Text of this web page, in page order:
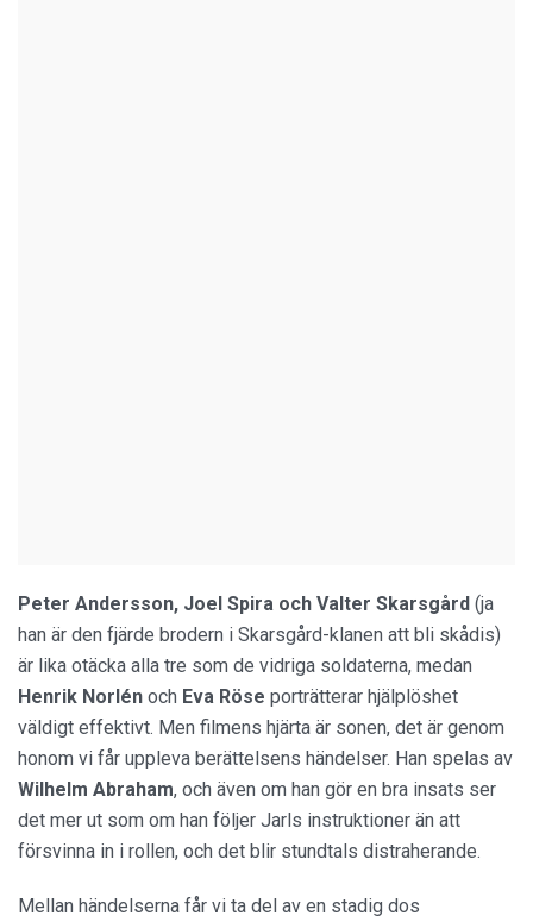
Peter Andersson, Joel Spira och Valter Skarsgård (ja
han är den fjärde brodern i Skarsgård-klanen att bli skådis)
är lika otäcka alla tre som de vidriga soldaterna, medan
Henrik Norlén och Eva Röse porträtterar hjälplöshet
väldigt effektivt. Men filmens hjärta är sonen, det är genom
honom vi får uppleva berättelsens händelser. Han spelas av
Wilhelm Abraham, och även om han gör en bra insats ser
det mer ut som om han följer Jarls instruktioner än att
försvinna in i rollen, och det blir stundtals distraherande.
Mellan händelserna får vi ta del av en stadig dos